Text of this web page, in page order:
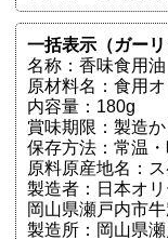
一括表示（ガーリ
名称：香味食用油
原材料名：食用
内容量：180g
賞味期限：製造
保存方法：常温
原料原産地名：
製造者：日本オ
岡山県瀬戸内市
製造所：岡山県